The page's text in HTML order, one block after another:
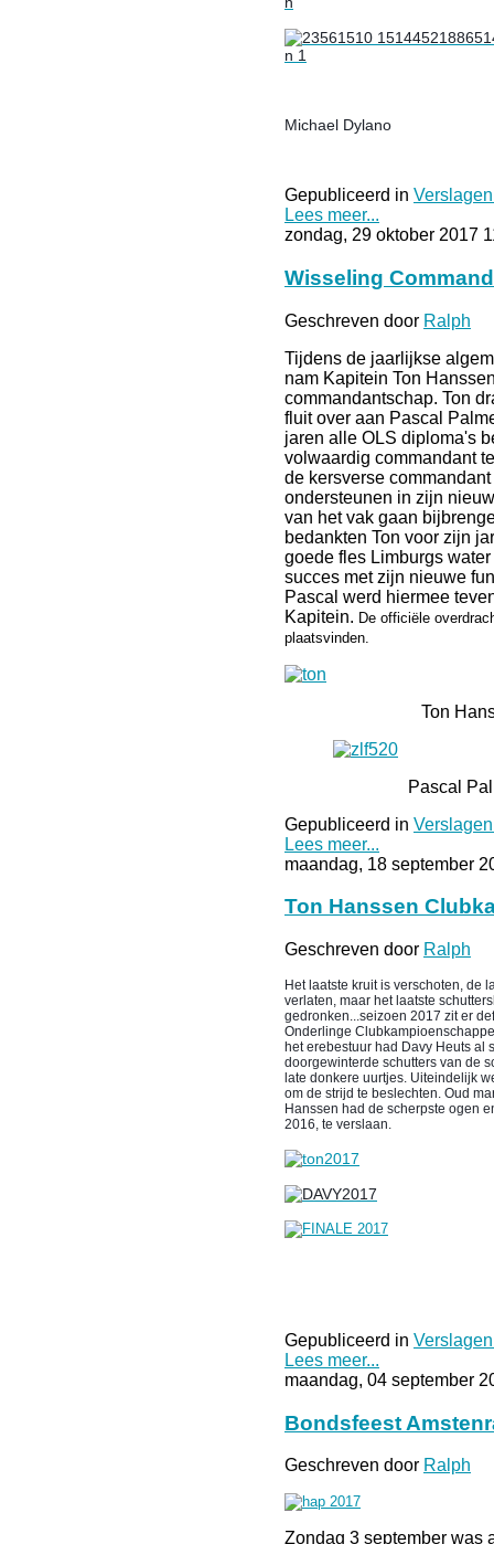
Michael Dylano
Gepubliceerd in
Lees meer...
zondag, 29 oktober 2017
Wisseling
Geschreven door Ralph
Tijdens de jaarlijkse
nam Kapitein Ton
commandantschap. Ton
fluit over aan Pascal
jaren alle OLS diploma's
volwaardig commandant
de kersverse
ondersteunen in zijn
van het vak gaan
bedankten Ton voor zijn
goede fles Limburgs
succes met zijn nieuwe
Pascal werd hiermee
Kapitein. De officiële
plaatsvinden.
Ton
Pascal
Gepubliceerd in
Lees meer...
maandag, 18 september
Ton Hanssen
Geschreven door Ralph
Het laatste kruit is verschoten, de
verlaten, maar het laatste
gedronken...seizoen 2017 zit er
Onderlinge
het erebestuur had Davy Heuts al
doorgewinterde schutters van de
late donkere uurtjes. Uiteindelijk
om de strijd te beslechten. Oud
Hanssen had de scherpste ogen
2016, te verslaan.
Gepubliceerd in
Lees meer...
maandag, 04 september
Bondsfeest
Geschreven door Ralph
Zondag 3 september was